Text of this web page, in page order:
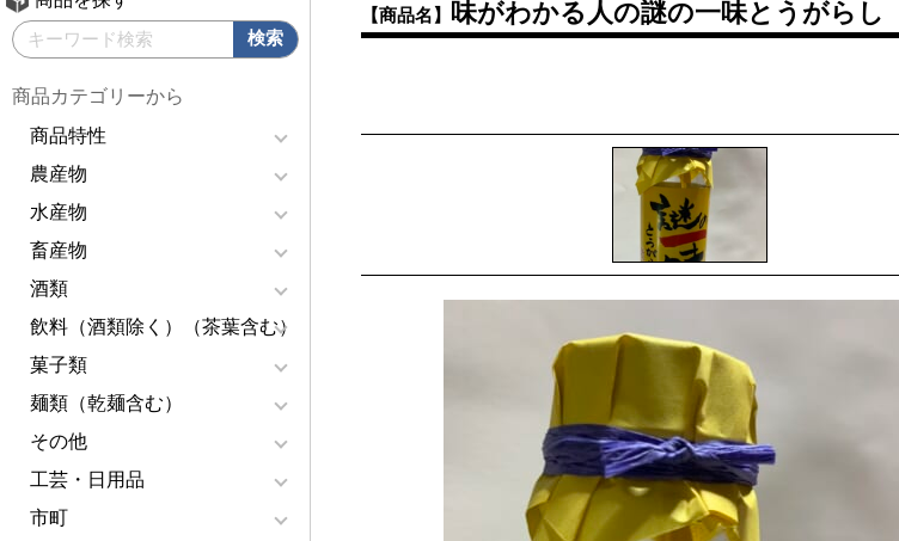
商品カテゴリーから
商品特性
農産物
水産物
畜産物
酒類
飲料（酒類除く）（茶葉含む）
菓子類
麺類（乾麺含む）
その他
工芸・日用品
市町
【商品名】 味がわかる人の謎の一味とうがらし